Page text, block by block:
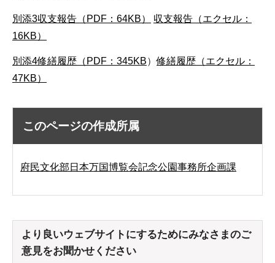
別添3収支報告（PDF：64KB）
収支報告（エクセル：
16KB）
別添4修繕履歴（PDF：345KB）修繕履歴（エクセル：
47KB）
このページの作成所属
府民文化部日本万国博覧会記念公園事務所企画課
より良いウェブサイトにするためにみなさまのご
意見をお聞かせください